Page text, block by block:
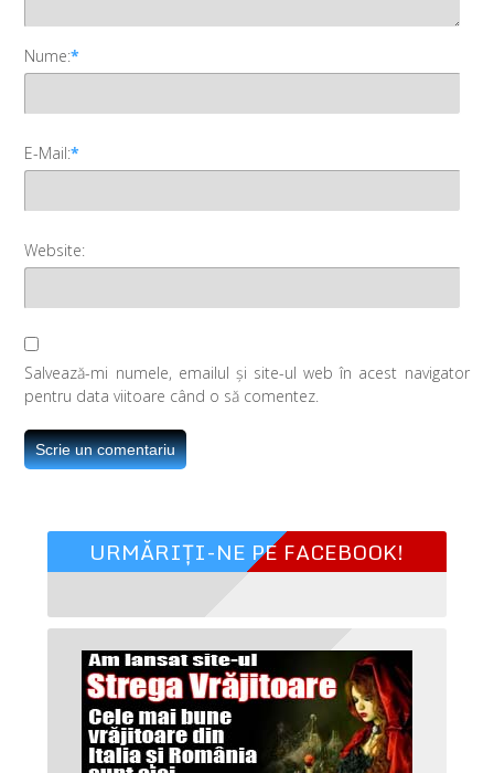
Nume:*
E-Mail:*
Website:
Salvează-mi numele, emailul și site-ul web în acest navigator
pentru data viitoare când o să comentez.
URMĂRIȚI-NE PE FACEBOOK!